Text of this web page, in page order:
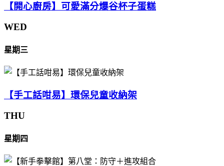
【開心廚房】可愛滿分爆谷杯子蛋糕
WED
星期三
【手工話咁易】環保兒童收納架
THU
星期四